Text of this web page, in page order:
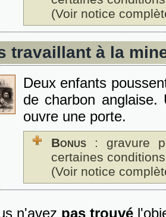
(Voir notice
travaillant à la
Deux enfants
de charbon
ouvre une porte.
Bonus : gravure
certaines
(Voir notice
n'avez pas trouvé